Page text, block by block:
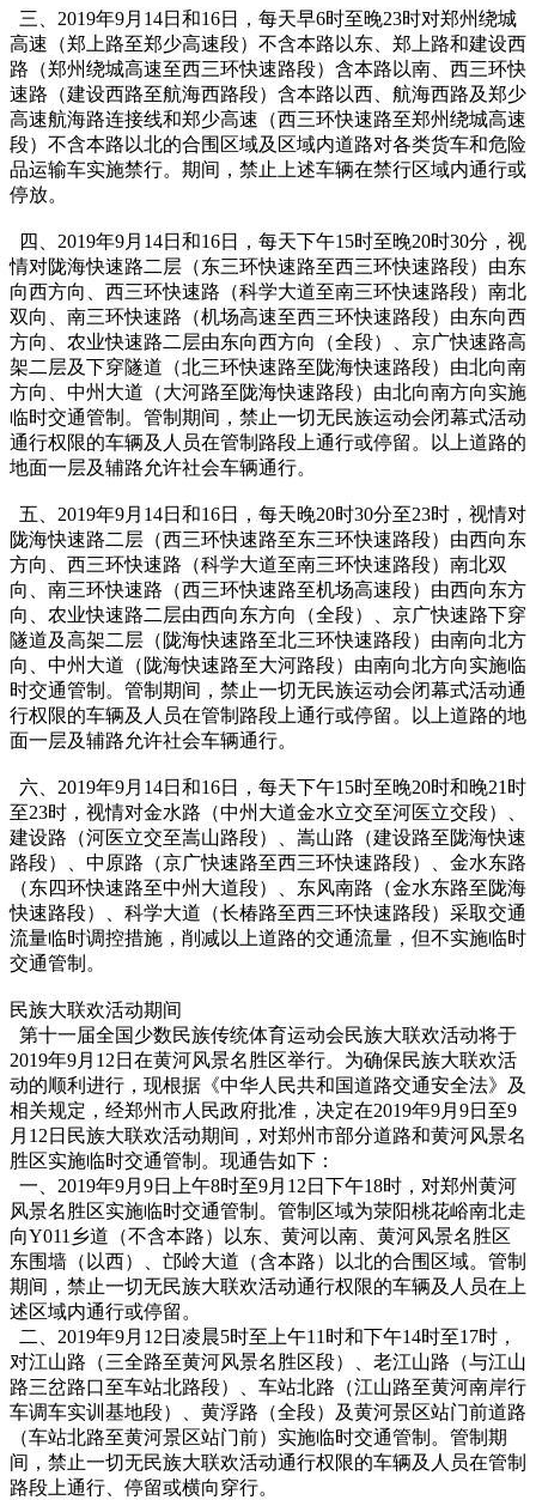
三、2019年9月14日和16日，每天早6时至晚23时对郑州绕城
高速（郑上路至郑少高速段）不含本路以东、郑上路和建设西
路（郑州绕城高速至西三环快速路段）含本路以南、西三环快
速路（建设西路至航海西路段）含本路以西、航海西路及郑少
高速航海路连接线和郑少高速（西三环快速路至郑州绕城高速
段）不含本路以北的合围区域及区域内道路对各类货车和危险
品运输车实施禁行。期间，禁止上述车辆在禁行区域内通行或
停放。
四、2019年9月14日和16日，每天下午15时至晚20时30分，视
情对陇海快速路二层（东三环快速路至西三环快速路段）由东
向西方向、西三环快速路（科学大道至南三环快速路段）南北
双向、南三环快速路（机场高速至西三环快速路段）由东向西
方向、农业快速路二层由东向西方向（全段）、京广快速路高
架二层及下穿隧道（北三环快速路至陇海快速路段）由北向南
方向、中州大道（大河路至陇海快速路段）由北向南方向实施
临时交通管制。管制期间，禁止一切无民族运动会闭幕式活动
通行权限的车辆及人员在管制路段上通行或停留。以上道路的
地面一层及辅路允许社会车辆通行。
五、2019年9月14日和16日，每天晚20时30分至23时，视情对
陇海快速路二层（西三环快速路至东三环快速路段）由西向东
方向、西三环快速路（科学大道至南三环快速路段）南北双
向、南三环快速路（西三环快速路至机场高速段）由西向东方
向、农业快速路二层由西向东方向（全段）、京广快速路下穿
隧道及高架二层（陇海快速路至北三环快速路段）由南向北方
向、中州大道（陇海快速路至大河路段）由南向北方向实施临
时交通管制。管制期间，禁止一切无民族运动会闭幕式活动通
行权限的车辆及人员在管制路段上通行或停留。以上道路的地
面一层及辅路允许社会车辆通行。
六、2019年9月14日和16日，每天下午15时至晚20时和晚21时
至23时，视情对金水路（中州大道金水立交至河医立交段）、
建设路（河医立交至嵩山路段）、嵩山路（建设路至陇海快速
路段）、中原路（京广快速路至西三环快速路段）、金水东路
（东四环快速路至中州大道段）、东风南路（金水东路至陇海
快速路段）、科学大道（长椿路至西三环快速路段）采取交通
流量临时调控措施，削减以上道路的交通流量，但不实施临时
交通管制。
民族大联欢活动期间
第十一届全国少数民族传统体育运动会民族大联欢活动将于
2019年9月12日在黄河风景名胜区举行。为确保民族大联欢活
动的顺利进行，现根据《中华人民共和国道路交通安全法》及
相关规定，经郑州市人民政府批准，决定在2019年9月9日至9
月12日民族大联欢活动期间，对郑州市部分道路和黄河风景名
胜区实施临时交通管制。现通告如下：
一、2019年9月9日上午8时至9月12日下午18时，对郑州黄河
风景名胜区实施临时交通管制。管制区域为荥阳桃花峪南北走
向Y011乡道（不含本路）以东、黄河以南、黄河风景名胜区
东围墙（以西）、邙岭大道（含本路）以北的合围区域。管制
期间，禁止一切无民族大联欢活动通行权限的车辆及人员在上
述区域内通行或停留。
二、2019年9月12日凌晨5时至上午11时和下午14时至17时，
对江山路（三全路至黄河风景名胜区段）、老江山路（与江山
路三岔路口至车站北路段）、车站北路（江山路至黄河南岸行
车调车实训基地段）、黄浮路（全段）及黄河景区站门前道路
（车站北路至黄河景区站门前）实施临时交通管制。管制期
间，禁止一切无民族大联欢活动通行权限的车辆及人员在管制
路段上通行、停留或横向穿行。